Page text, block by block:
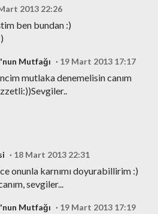
2013 22:26
ben bundan :)
Mutfağı 19 Mart 2013 17:17
mutlaka denemelisin canım
18 Mart 2013 22:31
onunla karnımı doyurabillirim :)
sevgiler...
Mutfağı 19 Mart 2013 17:19